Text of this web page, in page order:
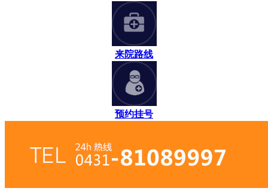
来院路线
预约挂号